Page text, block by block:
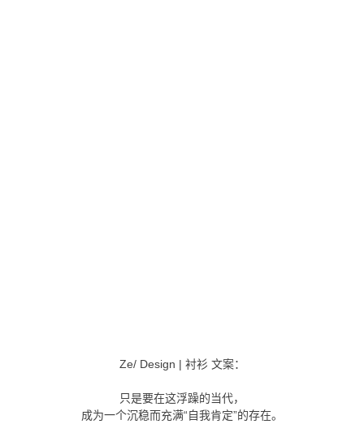
Ze/ Design | 衬衫 文案：
只是要在这浮躁的当代，
成为一个沉稳而充满“自我肯定”的存在。